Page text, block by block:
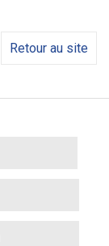
Retour au site